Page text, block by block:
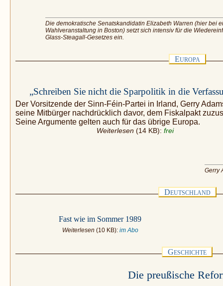
Die demokratische Senatskandidatin Elizabeth Warren (hier bei
Wahlveranstaltung in Boston) setzt sich intensiv für die
Glass-Steagall-Gesetzes ein.
EUROPA
„Schreiben Sie nicht die Sparpolitik in die
Der Vorsitzende der Sinn-Féin-Partei in Irland, Gerry
seine Mitbürger nachdrücklich davor, dem Fiskalpakt
Seine Argumente gelten auch für das übrige Europa.
Weiterlesen(14 KB): frei
Gerry
DEUTSCHLAND
Fast wie im Sommer 1989
Weiterlesen (10 KB): im Abo
GESCHICHTE
Die preußische